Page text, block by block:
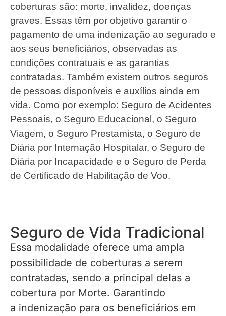
coberturas são: morte, invalidez, doenças
graves. Essas têm por objetivo garantir o
pagamento de uma indenização ao segurado e
aos seus beneficiários, observadas as
condições contratuais e as garantias
contratadas. Também existem outros seguros
de pessoas disponíveis e auxílios ainda em
vida. Como por exemplo: Seguro de Acidentes
Pessoais, o Seguro Educacional, o Seguro
Viagem, o Seguro Prestamista, o Seguro de
Diária por Internação Hospitalar, o Seguro de
Diária por Incapacidade e o Seguro de Perda
de Certificado de Habilitação de Voo.
Seguro de Vida Tradicional
Essa modalidade oferece uma ampla
possibilidade de coberturas a serem
contratadas, sendo a principal delas a
cobertura por Morte. Garantindo
a indenização para os beneficiários em